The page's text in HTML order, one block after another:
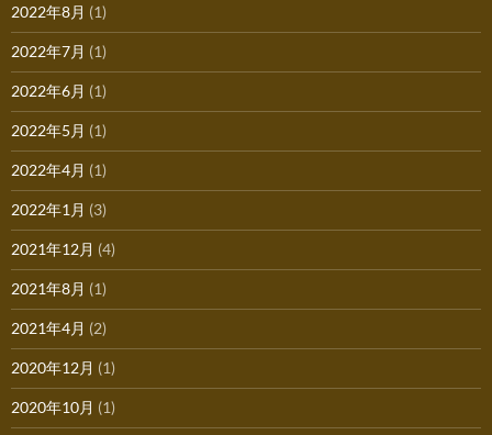
2022年8月 (1)
2022年7月 (1)
2022年6月 (1)
2022年5月 (1)
2022年4月 (1)
2022年1月 (3)
2021年12月 (4)
2021年8月 (1)
2021年4月 (2)
2020年12月 (1)
2020年10月 (1)